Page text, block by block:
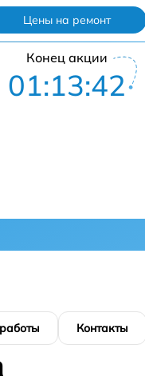
Цены на ремонт
Конец акции
01:13:41
Контакты